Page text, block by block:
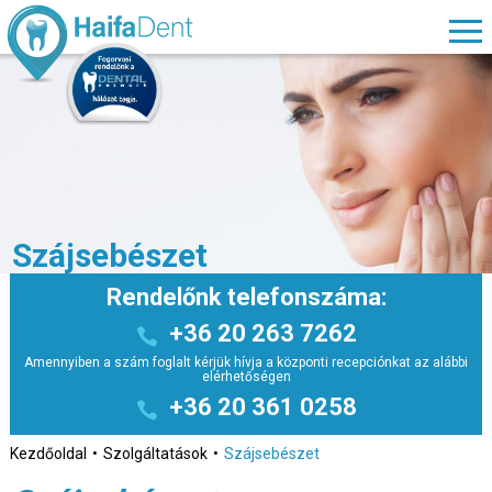
Szájsebészet
Rendelőnk telefonszáma:
+36 20 263 7262
Amennyiben a szám foglalt kérjük hívja a központi recepciónkat az alábbi
elérhetőségen
+36 20 361 0258
Kezdőoldal Szolgáltatások Szájsebészet